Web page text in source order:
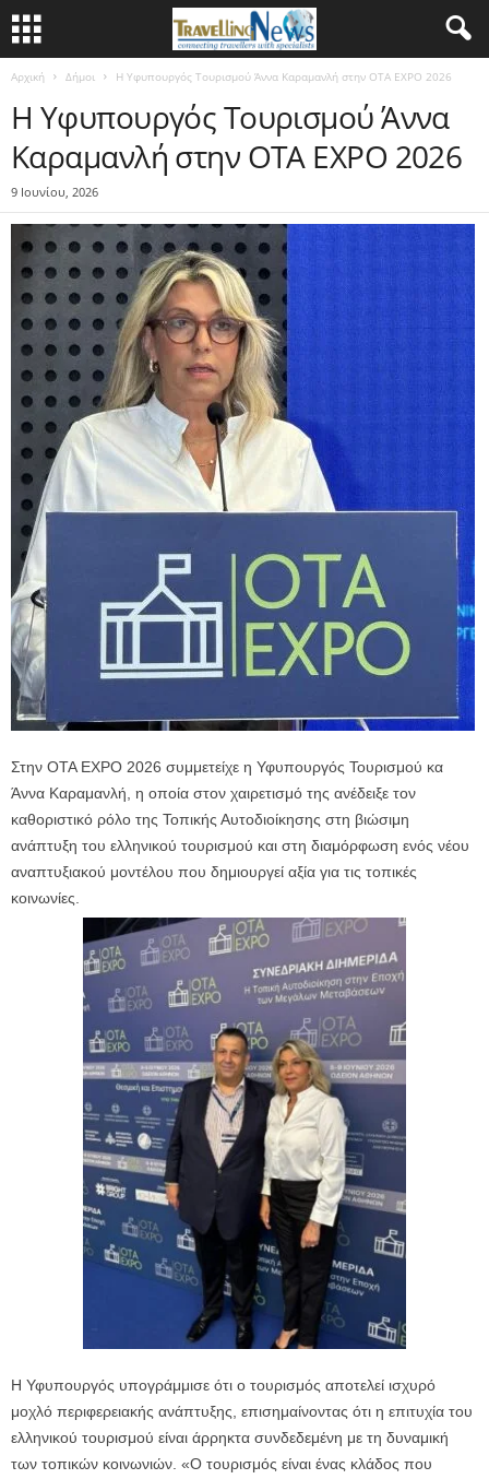
Αρχική Δήμοι Η Υφυπουργός Τουρισμού Άννα Καραμανλή στην ΟΤΑ EXPO 2026
Η Υφυπουργός Τουρισμού Άννα
Καραμανλή στην ΟΤΑ EXPO 2026
9 Ιουνίου, 2026
Στην ΟΤΑ EXPO 2026 συμμετείχε η Υφυπουργός Τουρισμού κα
Άννα Καραμανλή, η οποία στον χαιρετισμό της ανέδειξε τον
καθοριστικό ρόλο της Τοπικής Αυτοδιοίκησης στη βιώσιμη
ανάπτυξη του ελληνικού τουρισμού και στη διαμόρφωση ενός νέου
αναπτυξιακού μοντέλου που δημιουργεί αξία για τις τοπικές
κοινωνίες.
Η Υφυπουργός υπογράμμισε ότι ο τουρισμός αποτελεί ισχυρό
μοχλό περιφερειακής ανάπτυξης, επισημαίνοντας ότι η επιτυχία του
ελληνικού τουρισμού είναι άρρηκτα συνδεδεμένη με τη δυναμική
των τοπικών κοινωνιών. «Ο τουρισμός είναι ένας κλάδος που